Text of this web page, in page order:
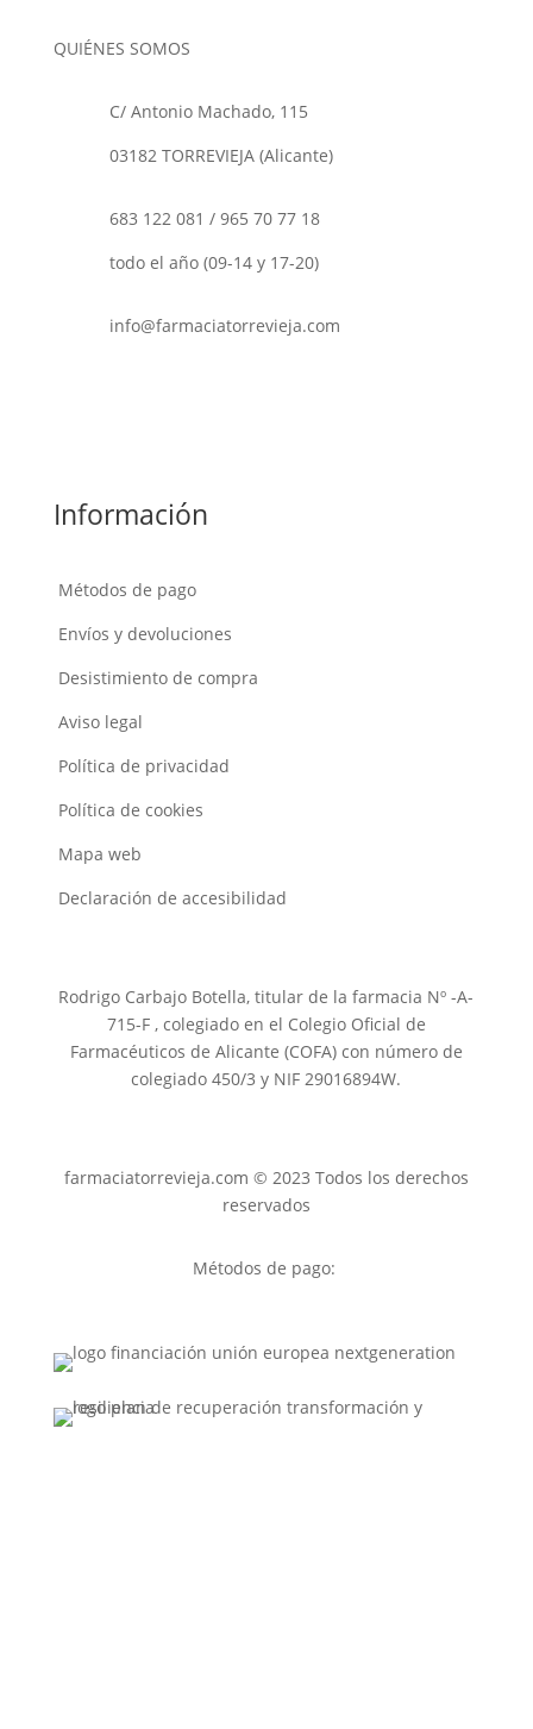
QUIÉNES SOMOS
C/ Antonio Machado, 115
03182 TORREVIEJA (Alicante)
683 122 081 / 965 70 77 18
todo el año (09-14 y 17-20)
info@farmaciatorrevieja.com
Información
Métodos de pago
Envíos y devoluciones
Desistimiento de compra
Aviso legal
Política de privacidad
Política de cookies
Mapa web
Declaración de accesibilidad
Rodrigo Carbajo Botella, titular de la farmacia Nº -A-
715-F , colegiado en el Colegio Oficial de
Farmacéuticos de Alicante (COFA) con número de
colegiado 450/3 y NIF 29016894W.
farmaciatorrevieja.com © 2023 Todos los derechos
reservados
Métodos de pago: